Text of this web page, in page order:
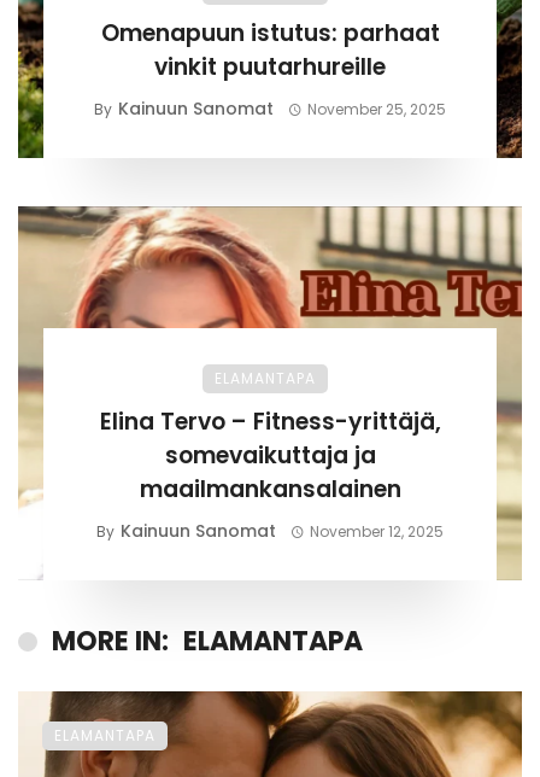
Omenapuun istutus: parhaat
vinkit puutarhureille
By Kainuun Sanomat November 25, 2025
ELAMANTAPA
Elina Tervo – Fitness-yrittäjä,
somevaikuttaja ja
maailmankansalainen
By Kainuun Sanomat November 12, 2025
MORE IN: ELAMANTAPA
ELAMANTAPA